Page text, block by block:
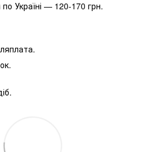
Україні — 120-170 грн.